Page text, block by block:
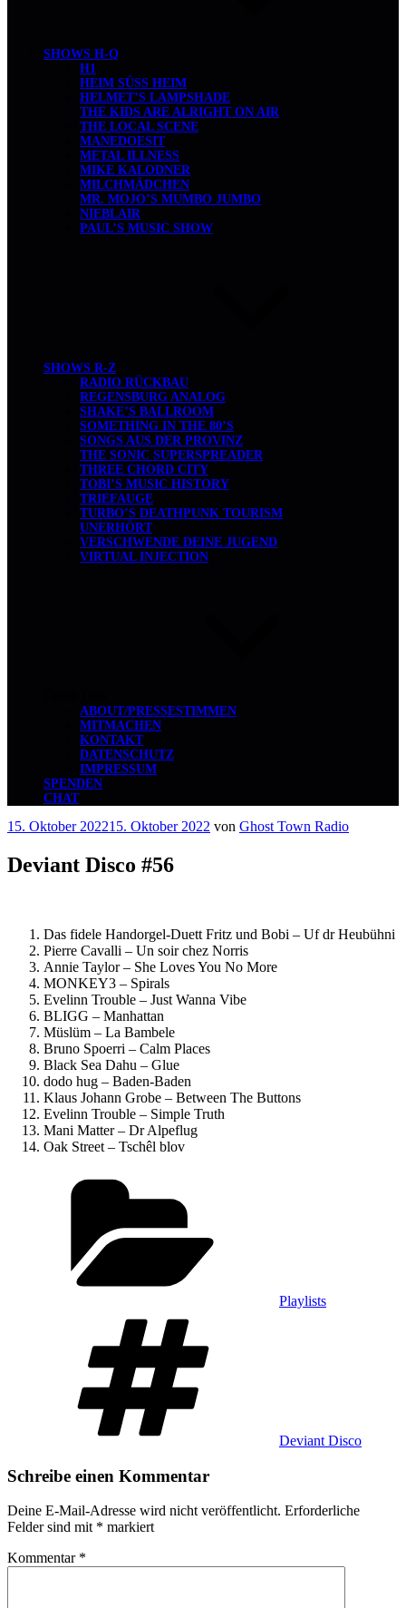
SHOWS H-Q
H1
HEIM SÜSS HEIM
HELMET’S LAMPSHADE
THE KIDS ARE ALRIGHT ON AIR
THE LOCAL SCENE
MANEDOESIT
METAL ILLNESS
MIKE KALODNER
MILCHMÄDCHEN
MR. MOJO’S MUMBO JUMBO
NIEBLAIR
PAUL’S MUSIC SHOW
SHOWS R-Z
RADIO RÜCKBAU
REGENSBURG ANALOG
SHAKE’S BALLROOM
SOMETHING IN THE 80’S
SONGS AUS DER PROVINZ
THE SONIC SUPERSPREADER
THREE CHORD CITY
TOBI’S MUSIC HISTORY
TRIEFAUGE
TURBO’S DEATHPUNK TOURISM
UNERHÖRT
VERSCHWENDE DEINE JUGEND
VIRTUAL INJECTION
ABOUT/PRESSESTIMMEN
MITMACHEN
KONTAKT
DATENSCHUTZ
IMPRESSUM
SPENDEN
CHAT
Veröffentlicht
15. Oktober 202215. Oktober 2022 von Ghost Town Radio
Deviant Disco #56
Das fidele Handorgel-Duett Fritz und Bobi – Uf dr Heubühni
Pierre Cavalli – Un soir chez Norris
Annie Taylor – She Loves You No More
MONKEY3 – Spirals
Evelinn Trouble – Just Wanna Vibe
BLIGG – Manhattan
Müslüm – La Bambele
Bruno Spoerri – Calm Places
Black Sea Dahu – Glue
dodo hug – Baden-Baden
Klaus Johann Grobe – Between The Buttons
Evelinn Trouble – Simple Truth
Mani Matter – Dr Alpeflug
Oak Street – Tschêl blov
Playlists
Deviant Disco
Schreibe einen Kommentar
Deine E-Mail-Adresse wird nicht veröffentlicht. Erforderliche
Felder sind mit * markiert
Kommentar *